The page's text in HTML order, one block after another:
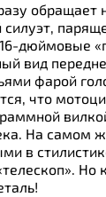
обращает
дюймовые
вид
фарой
что
На самом
в
Но